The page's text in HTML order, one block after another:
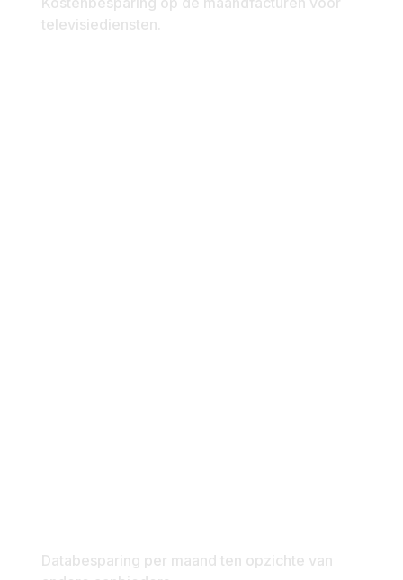
televisiediensten.
Databesparing per maand ten opzichte van